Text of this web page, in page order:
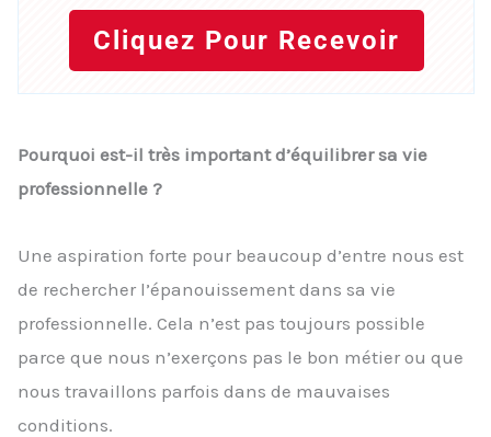
Cliquez Pour Recevoir
Pourquoi est-il très important d’équilibrer sa vie
professionnelle ?
Une aspiration forte pour beaucoup d’entre nous est
de rechercher l’épanouissement dans sa vie
professionnelle. Cela n’est pas toujours possible
parce que nous n’exerçons pas le bon métier ou que
nous travaillons parfois dans de mauvaises
conditions.